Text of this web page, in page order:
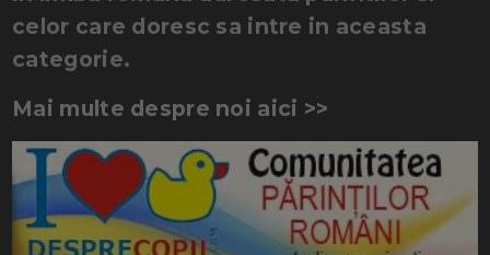
celor care doresc sa intre in aceasta
categorie.
Mai multe despre noi aici >>